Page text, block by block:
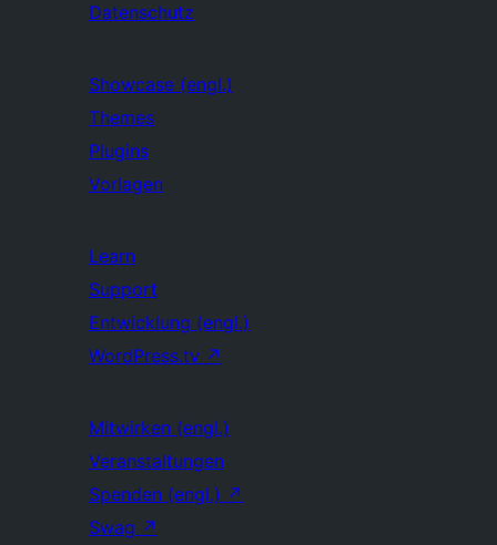
Datenschutz
Showcase (engl.)
Themes
Plugins
Vorlagen
Learn
Support
Entwicklung (engl.)
WordPress.tv ↗
Mitwirken (engl.)
Veranstaltungen
Spenden (engl.) ↗
Swag ↗